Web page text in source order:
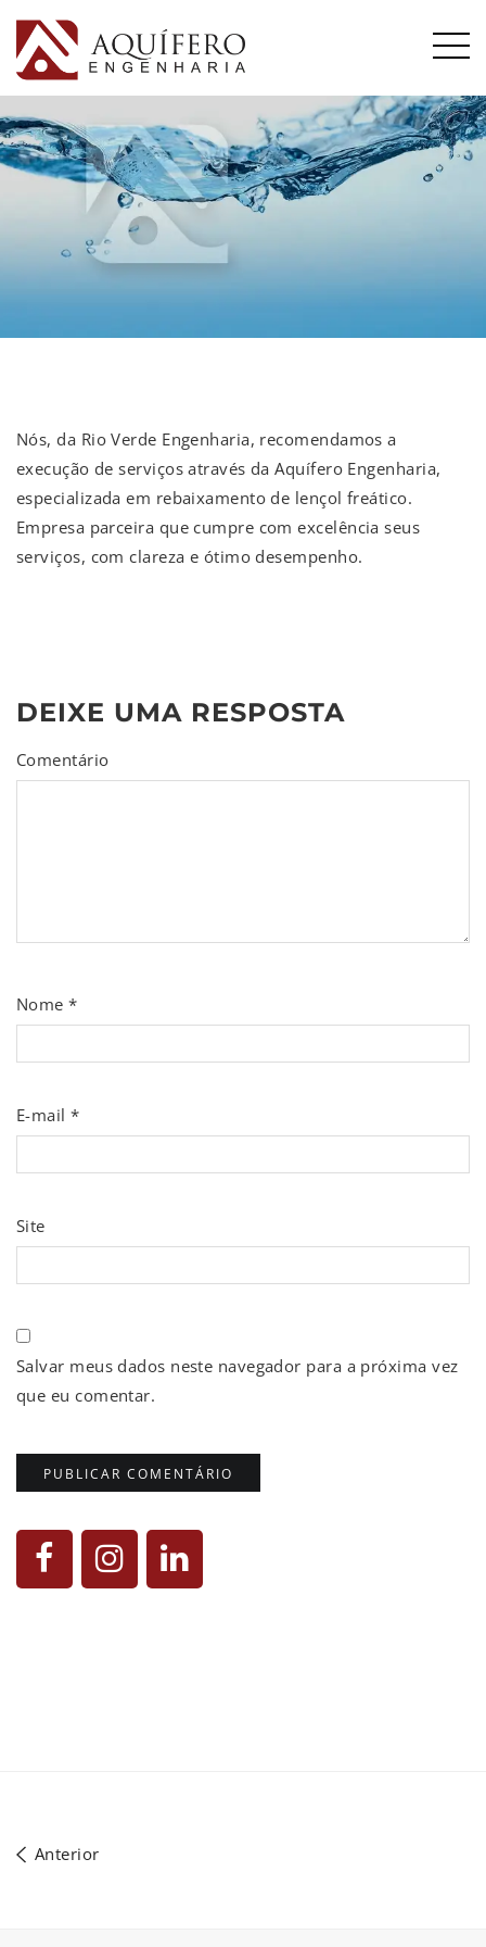
Nós, da Rio Verde Engenharia, recomendamos a
execução de serviços através da Aquífero Engenharia,
especializada em rebaixamento de lençol freático.
Empresa parceira que cumpre com excelência seus
serviços, com clareza e ótimo desempenho.
DEIXE UMA RESPOSTA
Comentário
Nome*
E-mail*
Site
Salvar meus dados neste navegador para a próxima vez
que eu comentar.
Anterior